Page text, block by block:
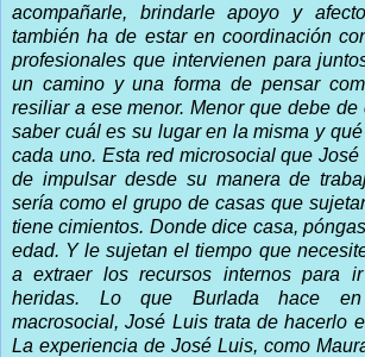
acompañarle, brindarle apoyo y
también ha de estar en coordinación
profesionales que intervienen para
un camino y una forma de pensar
resiliar a ese menor. Menor que debe de
saber cuál es su lugar en la misma y
cada uno. Esta red microsocial que
de impulsar desde su manera de
sería como el grupo de casas que
tiene cimientos. Donde dice casa,
edad. Y le sujetan el tiempo que
a extraer los recursos internos para
heridas. Lo que Burlada hace
macrosocial, José Luis trata de hacerlo
La experiencia de José Luis, como